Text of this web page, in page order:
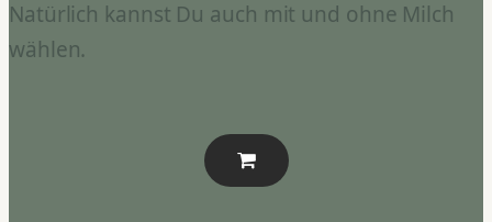
Natürlich kannst Du auch mit und ohne Milch
wählen.